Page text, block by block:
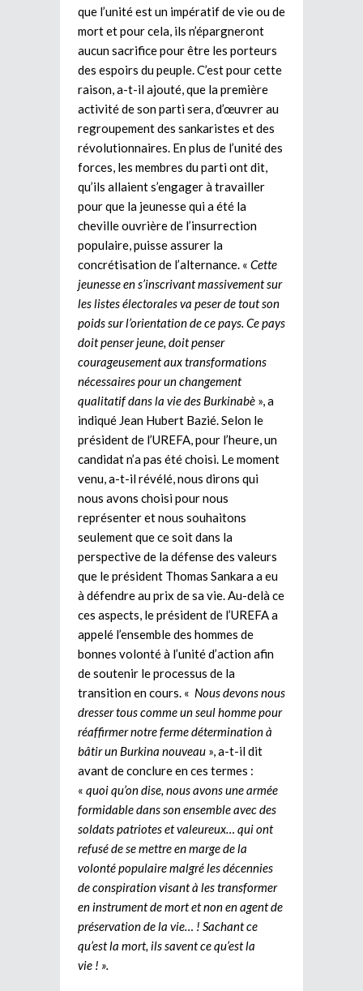
que l’unité est un impératif de vie ou de
mort et pour cela, ils n’épargneront
aucun sacrifice pour être les porteurs
des espoirs du peuple. C’est pour cette
raison, a-t-il ajouté, que la première
activité de son parti sera, d’œuvrer au
regroupement des sankaristes et des
révolutionnaires. En plus de l’unité des
forces, les membres du parti ont dit,
qu’ils allaient s’engager à travailler
pour que la jeunesse qui a été la
cheville ouvrière de l’insurrection
populaire, puisse assurer la
concrétisation de l’alternance. « Cette
jeunesse en s’inscrivant massivement sur
les listes électorales va peser de tout son
poids sur l’orientation de ce pays. Ce pays
doit penser jeune, doit penser
courageusement aux transformations
nécessaires pour un changement
qualitatif dans la vie des Burkinabè », a
indiqué Jean Hubert Bazié. Selon le
président de l’UREFA, pour l’heure, un
candidat n’a pas été choisi. Le moment
venu, a-t-il révélé, nous dirons qui
nous avons choisi pour nous
représenter et nous souhaitons
seulement que ce soit dans la
perspective de la défense des valeurs
que le président Thomas Sankara a eu
à défendre au prix de sa vie. Au-delà ce
ces aspects, le président de l’UREFA a
appelé l’ensemble des hommes de
bonnes volonté à l’unité d’action afin
de soutenir le processus de la
transition en cours. « Nous devons nous
dresser tous comme un seul homme pour
réaffirmer notre ferme détermination à
bâtir un Burkina nouveau », a-t-il dit
avant de conclure en ces termes :
« quoi qu’on dise, nous avons une armée
formidable dans son ensemble avec des
soldats patriotes et valeureux… qui ont
refusé de se mettre en marge de la
volonté populaire malgré les décennies
de conspiration visant à les transformer
en instrument de mort et non en agent de
préservation de la vie… ! Sachant ce
qu’est la mort, ils savent ce qu’est la
vie ! ».